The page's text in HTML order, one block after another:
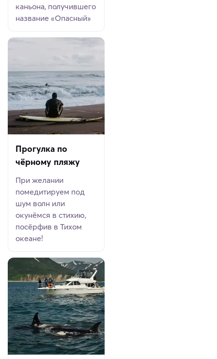
каньона, получившего
название «Опасный»
Прогулка по
чёрному пляжу
При желании
помедитируем под
шум волн или
окунёмся в стихию,
посёрфив в Тихом
океане!